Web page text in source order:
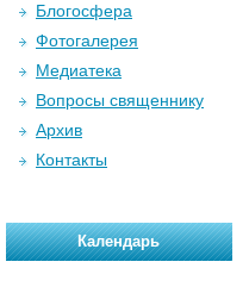
Блогосфера
Фотогалерея
Медиатека
Вопросы священнику
Архив
Контакты
Календарь